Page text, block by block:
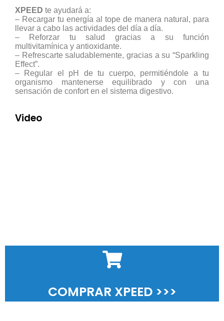
XPEED te ayudará a:
– Recargar tu energía al tope de manera natural, para
llevar a cabo las actividades del día a día.
– Reforzar tu salud gracias a su función
multivitamínica y antioxidante.
– Refrescarte saludablemente, gracias a su “Sparkling
Effect”.
– Regular el pH de tu cuerpo, permitiéndole a tu
organismo mantenerse equilibrado y con una
sensación de confort en el sistema digestivo.
Video
COMPRAR XPEED >>>